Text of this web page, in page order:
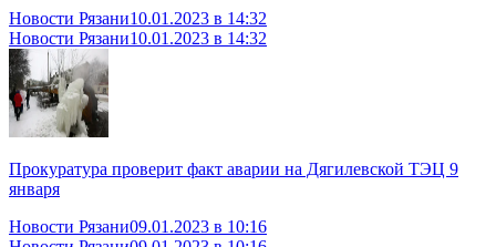
Новости Рязани10.01.2023 в 14:32
Новости Рязани10.01.2023 в 14:32
Прокуратура проверит факт аварии на Дягилевской ТЭЦ 9
января
Новости Рязани09.01.2023 в 10:16